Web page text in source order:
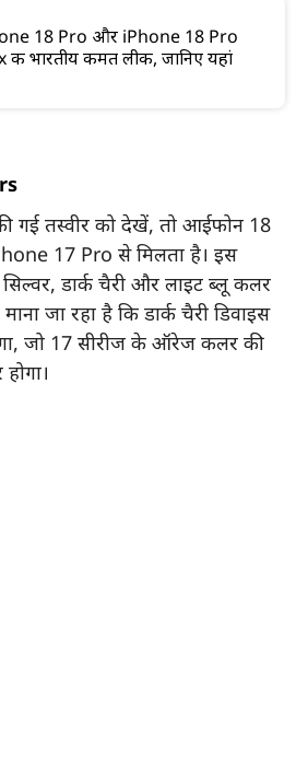
18 Pro और iPhone 18 Pro
की भारतीय कीमत लीक, जानिए यहां
की गई तस्वीर को देखें, तो आईफोन 18
17 Pro से मिलता है। इस
डार्क चैरी और लाइट ब्लू कलर
जा रहा है कि डार्क चैरी डिवाइस
जो 17 सीरीज के ऑरेज कलर की